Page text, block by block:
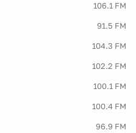
106.1 FM
91.5 FM
104.3 FM
102.2 FM
100.1 FM
100.4 FM
96.9 FM